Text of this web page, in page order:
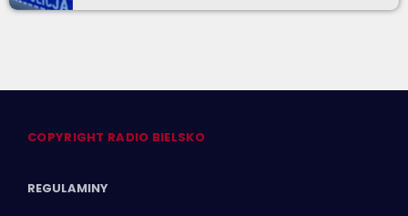
COPYRIGHT RADIO BIELSKO
REGULAMINY